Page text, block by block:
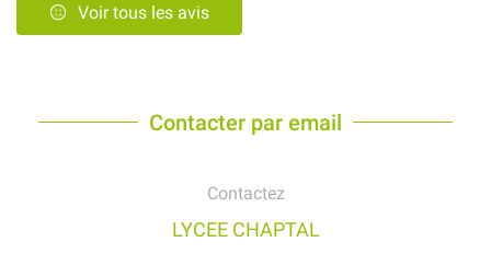
Voir tous les avis
Contacter par email
Contactez
LYCEE CHAPTAL